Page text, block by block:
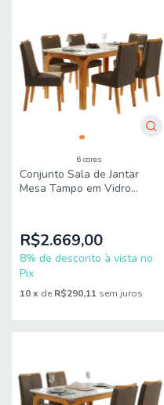
6 cores
Conjunto Sala de Jantar
Mesa Tampo em Vidro
R$2.669,00
8% de desconto à vista no
Pix
10x de R$290,11 sem juros